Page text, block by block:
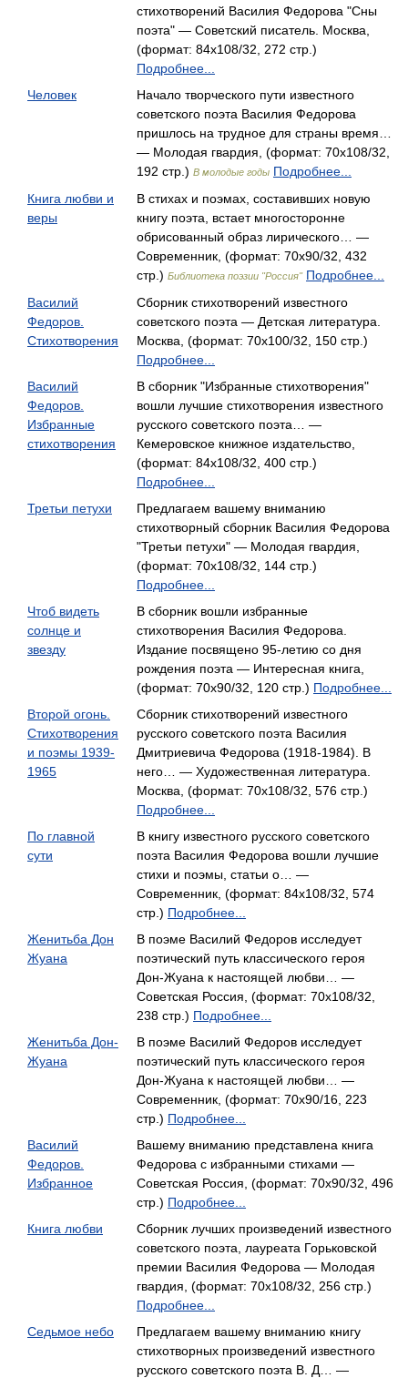
стихотворений Василия Федорова "Сны
поэта" — Советский писатель. Москва,
(формат: 84x108/32, 272 стр.)
Подробнее...
Человек
Начало творческого пути известного
советского поэта Василия Федорова
пришлось на трудное для страны время…
— Молодая гвардия, (формат: 70x108/32,
192 стр.) В молодые годы Подробнее...
Книга любви и
веры
В стихах и поэмах, составивших новую
книгу поэта, встает многосторонне
обрисованный образ лирического… —
Современник, (формат: 70x90/32, 432
стр.) Библиотека поэзии "Россия" Подробнее...
Василий
Федоров.
Стихотворения
Сборник стихотворений известного
советского поэта — Детская литература.
Москва, (формат: 70x100/32, 150 стр.)
Подробнее...
Василий
Федоров.
Избранные
стихотворения
В сборник "Избранные стихотворения"
вошли лучшие стихотворения известного
русского советского поэта… —
Кемеровское книжное издательство,
(формат: 84x108/32, 400 стр.)
Подробнее...
Третьи петухи
Предлагаем вашему вниманию
стихотворный сборник Василия Федорова
"Третьи петухи" — Молодая гвардия,
(формат: 70x108/32, 144 стр.)
Подробнее...
Чтоб видеть
солнце и
звезду
В сборник вошли избранные
стихотворения Василия Федорова.
Издание посвящено 95-летию со дня
рождения поэта — Интересная книга,
(формат: 70x90/32, 120 стр.) Подробнее...
Второй огонь.
Стихотворения
и поэмы 1939-
1965
Сборник стихотворений известного
русского советского поэта Василия
Дмитриевича Федорова (1918-1984). В
него… — Художественная литература.
Москва, (формат: 70x108/32, 576 стр.)
Подробнее...
По главной
сути
В книгу известного русского советского
поэта Василия Федорова вошли лучшие
стихи и поэмы, статьи о… —
Современник, (формат: 84x108/32, 574
стр.) Подробнее...
Женитьба Дон
Жуана
В поэме Василий Федоров исследует
поэтический путь классического героя
Дон-Жуана к настоящей любви… —
Советская Россия, (формат: 70x108/32,
238 стр.) Подробнее...
Женитьба Дон-
Жуана
В поэме Василий Федоров исследует
поэтический путь классического героя
Дон-Жуана к настоящей любви… —
Современник, (формат: 70x90/16, 223
стр.) Подробнее...
Василий
Федоров.
Избранное
Вашему вниманию представлена книга
Федорова с избранными стихами —
Советская Россия, (формат: 70x90/32, 496
стр.) Подробнее...
Книга любви
Сборник лучших произведений известного
советского поэта, лауреата Горьковской
премии Василия Федорова — Молодая
гвардия, (формат: 70x108/32, 256 стр.)
Подробнее...
Седьмое небо
Предлагаем вашему вниманию книгу
стихотворных произведений известного
русского советского поэта В. Д… —